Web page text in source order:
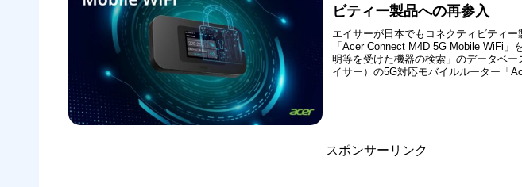
ビティー製品への再参入
エイサーが日本でもコネクティビティ
「Acer Connect M4D 5G Mobile WiFi
明等を受けた機器の検索」のデータベ
イサー）の5G対応モバイルルーター「
スポンサーリンク